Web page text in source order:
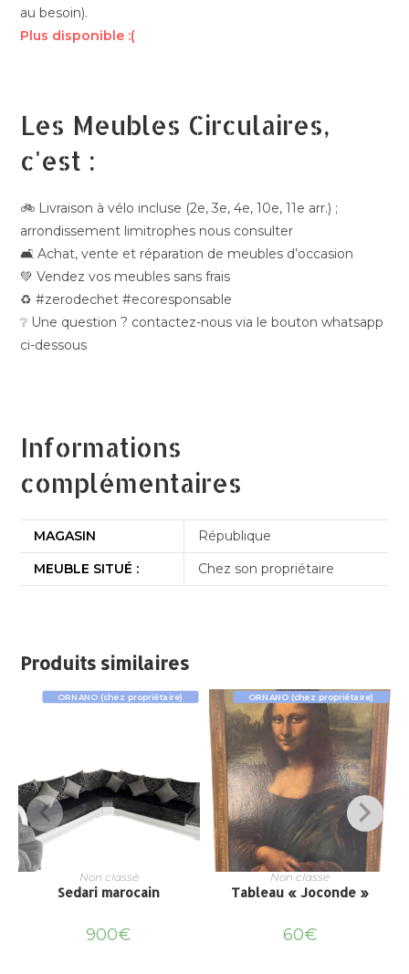
au besoin).
Plus disponible :(
Les Meubles Circulaires,
c'est :
🚲 Livraison à vélo incluse (2e, 3e, 4e, 10e, 11e arr.) ;
arrondissement limitrophes nous consulter
🛋️ Achat, vente et réparation de meubles d’occasion
💚 Vendez vos meubles sans frais
♻️ #zerodechet #ecoresponsable
❔ Une question ? contactez-nous via le bouton whatsapp
ci-dessous
Informations
complémentaires
MAGASIN
République
MEUBLE SITUÉ :
Chez son propriétaire
Produits similaires
ORNANO (chez propriétaire)
Non classé
Sedari marocain
900€
ORNANO (chez propriétaire)
Non classé
Tableau « Joconde »
60€